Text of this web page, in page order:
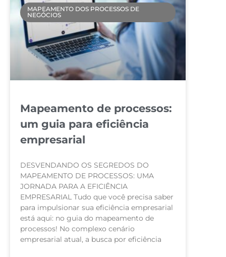
MAPEAMENTO DOS PROCESSOS DE
NEGÓCIOS
Mapeamento de processos:
um guia para eficiência
empresarial
DESVENDANDO OS SEGREDOS DO
MAPEAMENTO DE PROCESSOS: UMA
JORNADA PARA A EFICIÊNCIA
EMPRESARIAL Tudo que você precisa saber
para impulsionar sua eficiência empresarial
está aqui: no guia do mapeamento de
processos! No complexo cenário
empresarial atual, a busca por eficiência